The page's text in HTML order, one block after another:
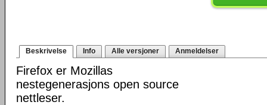
Beskrivelse Info Alle versjoner Anmeldelser
Firefox er Mozillas
nestegenerasjons open source
nettleser.